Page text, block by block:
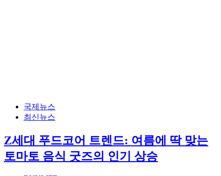
국제뉴스
최신뉴스
Z세대 푸드코어 트렌드: 여름에 딱 맞는
토마토 음식 굿즈의 인기 상승